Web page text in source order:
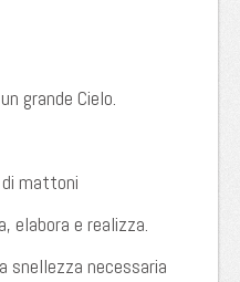
grande Cielo.
mattoni
elabora e realizza.
snellezza necessaria